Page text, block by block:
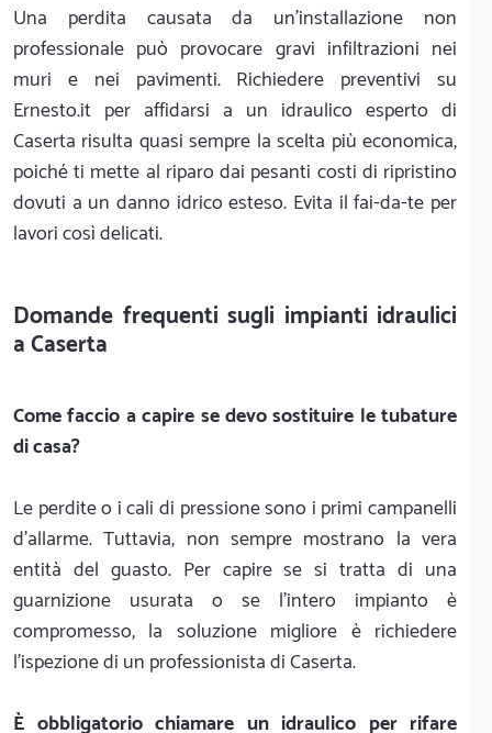
Una perdita causata da un'installazione non
professionale può provocare gravi infiltrazioni nei
muri e nei pavimenti. Richiedere preventivi su
Ernesto.it per affidarsi a un idraulico esperto di
Caserta risulta quasi sempre la scelta più economica,
poiché ti mette al riparo dai pesanti costi di ripristino
dovuti a un danno idrico esteso. Evita il fai-da-te per
lavori così delicati.
Domande frequenti sugli impianti idraulici
a Caserta
Come faccio a capire se devo sostituire le tubature
di casa?
Le perdite o i cali di pressione sono i primi campanelli
d'allarme. Tuttavia, non sempre mostrano la vera
entità del guasto. Per capire se si tratta di una
guarnizione usurata o se l'intero impianto è
compromesso, la soluzione migliore è richiedere
l'ispezione di un professionista di Caserta.
È obbligatorio chiamare un idraulico per rifare